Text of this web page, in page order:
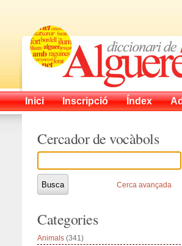
Inici Inscripció Índex
Cercador de vocàbols
Cerca avançada
Categories
Animals (341)